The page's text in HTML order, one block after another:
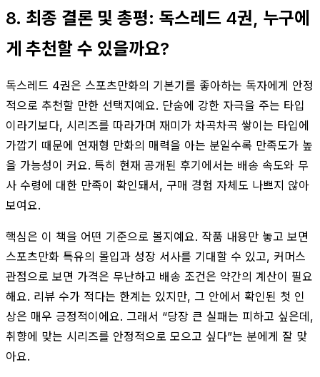
8. 최종 결론 및 총평: 독스레드 4권, 누구에
게 추천할 수 있을까요?
독스레드 4권은 스포츠만화의 기본기를 좋아하는 독자에게 안정
적으로 추천할 만한 선택지예요. 단숨에 강한 자극을 주는 타입
이라기보다, 시리즈를 따라가며 재미가 차곡차곡 쌓이는 타입에
가깝기 때문에 연재형 만화의 매력을 아는 분일수록 만족도가 높
을 가능성이 커요. 특히 현재 공개된 후기에서는 배송 속도와 무
사 수령에 대한 만족이 확인돼서, 구매 경험 자체도 나쁘지 않아
보여요.
핵심은 이 책을 어떤 기준으로 볼지예요. 작품 내용만 놓고 보면
스포츠만화 특유의 몰입과 성장 서사를 기대할 수 있고, 커머스
관점으로 보면 가격은 무난하고 배송 조건은 약간의 계산이 필요
해요. 리뷰 수가 적다는 한계는 있지만, 그 안에서 확인된 첫 인
상은 매우 긍정적이에요. 그래서 “당장 큰 실패는 피하고 싶은데,
취향에 맞는 시리즈를 안정적으로 모으고 싶다”는 분에게 잘 맞
아요.